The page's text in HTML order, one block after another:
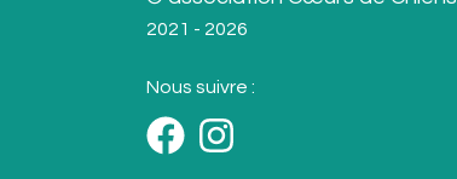
2021 - 2026
Nous suivre :